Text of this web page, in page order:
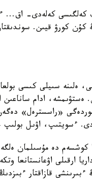
كەلگىسى كەلەدى- اق...
كورۋ قيىن.
ەلىنە سىيلى كىسى
ادام ساناعىن
«راسسترەل»
ءسويتىپ، اۋىل
دە مۇسىلمان
ارقىلى
ءبىرىنشى قازاقتار